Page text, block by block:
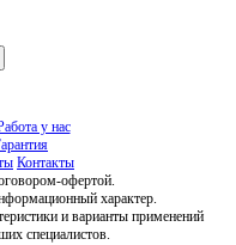
у нас
Контакты
офертой.
характер.
и варианты применений
специалистов.